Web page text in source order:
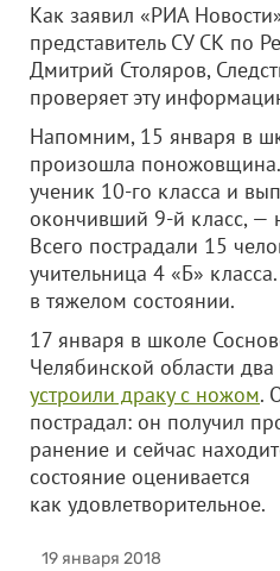
Как заявил «РИА
представитель СУ СК по
Дмитрий Столяров,
проверяет эту
Напомним, 15 января в
произошла
ученик 10-го класса и
окончивший 9-й класс, —
Всего пострадали 15
учительница 4 «Б»
в тяжелом состоянии.
17 января в школе
Челябинской области
устроили драку с ножом.
пострадал: он получил
ранение и сейчас
состояние оценивается
как
19 января 2018